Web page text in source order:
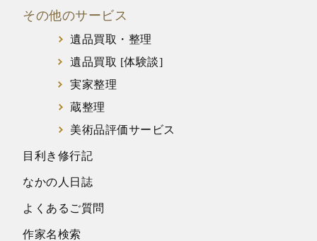
その他のサービス
遺品買取・整理
遺品買取 [体験談]
実家整理
蔵整理
美術品評価サービス
目利き修行記
なかの人日誌
よくあるご質問
作家名検索